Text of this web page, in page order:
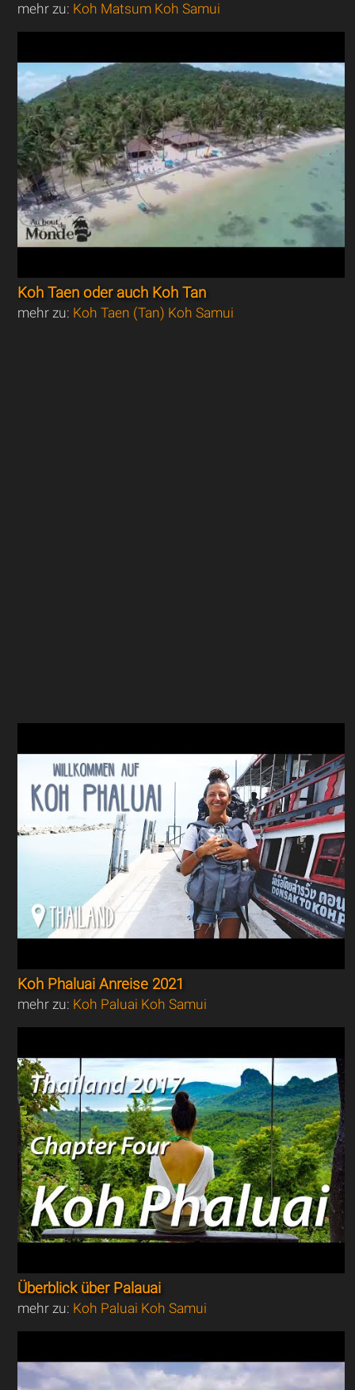
mehr zu: Koh Matsum Koh Samui
Koh Taen oder auch Koh Tan
mehr zu: Koh Taen (Tan) Koh Samui
Koh Phaluai Anreise 2021
mehr zu: Koh Paluai Koh Samui
Überblick über Palauai
mehr zu: Koh Paluai Koh Samui